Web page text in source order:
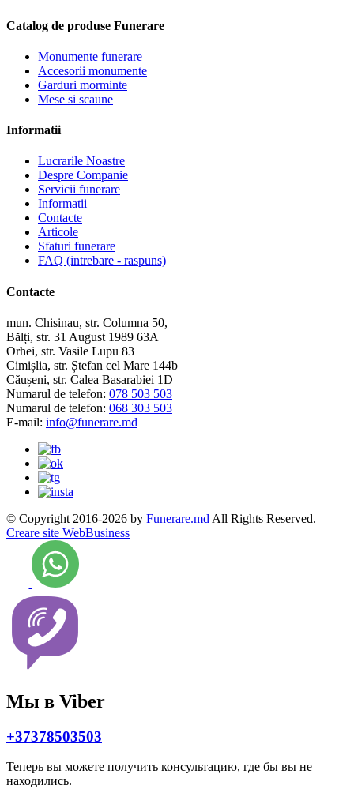
Catalog de produse Funerare
Monumente funerare
Accesorii monumente
Garduri morminte
Mese si scaune
Informatii
Lucrarile Noastre
Despre Companie
Servicii funerare
Informatii
Contacte
Articole
Sfaturi funerare
FAQ (intrebare - raspuns)
Contacte
mun. Chisinau, str. Columna 50,
Bălți, str. 31 August 1989 63A
Orhei, str. Vasile Lupu 83
Cimișlia, str. Ștefan cel Mare 144b
Căușeni, str. Calea Basarabiei 1D
Numarul de telefon: 078 503 503
Numarul de telefon: 068 303 503
E-mail: info@funerare.md
© Copyright 2016-2026 by Funerare.md All Rights Reserved.
Creare site WebBusiness
Мы в Viber
+37378503503
Теперь вы можете получить консультацию, где бы вы не
находились.